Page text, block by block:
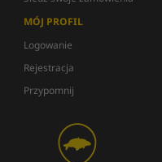
MÓJ PROFIL
Logowanie
Rejestracja
Przypomnij